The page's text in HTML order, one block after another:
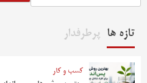
تازه ها پرطرفدار
کسب و کار